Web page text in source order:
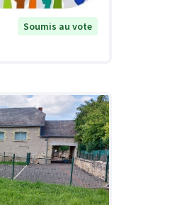
Soumis au vote